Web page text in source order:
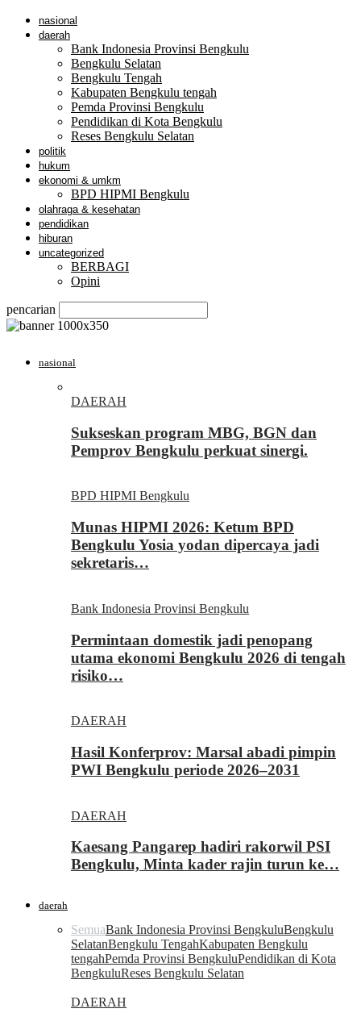
nasional
daerah
Bank Indonesia Provinsi Bengkulu
Bengkulu Selatan
Bengkulu Tengah
Kabupaten Bengkulu tengah
Pemda Provinsi Bengkulu
Pendidikan di Kota Bengkulu
Reses Bengkulu Selatan
politik
hukum
ekonomi & umkm
BPD HIPMI Bengkulu
olahraga & kesehatan
pendidikan
hiburan
uncategorized
BERBAGI
Opini
pencarian
nasional
DAERAH
Sukseskan program MBG, BGN dan
Pemprov Bengkulu perkuat sinergi.
BPD HIPMI Bengkulu
Munas HIPMI 2026: Ketum BPD
Bengkulu Yosia yodan dipercaya jadi
sekretaris…
Bank Indonesia Provinsi Bengkulu
Permintaan domestik jadi penopang
utama ekonomi Bengkulu 2026 di tengah
risiko…
DAERAH
Hasil Konferprov: Marsal abadi pimpin
PWI Bengkulu periode 2026–2031
DAERAH
Kaesang Pangarep hadiri rakorwil PSI
Bengkulu, Minta kader rajin turun ke…
daerah
SemuaBank Indonesia Provinsi BengkuluBengkulu
SelatanBengkulu TengahKabupaten Bengkulu
tengahPemda Provinsi BengkuluPendidikan di Kota
BengkuluReses Bengkulu Selatan
DAERAH